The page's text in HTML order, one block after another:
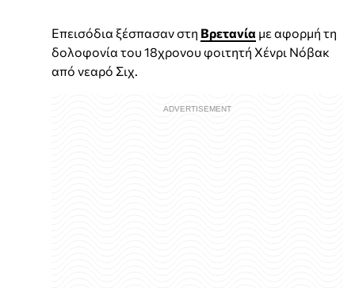
Επεισόδια ξέσπασαν στη Βρετανία με αφορμή τη
δολοφονία του 18χρονου φοιτητή Χένρι Νόβακ
από νεαρό Σιχ.